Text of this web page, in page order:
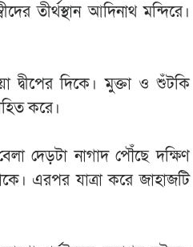
তীর্থস্থান আদিনাথ মন্দিরে।
দ্বীপের দিকে। মুক্তা ও শুঁটকি
করে।
দেড়টা নাগাদ পৌঁছে দক্ষিণ
এরপর যাত্রা করে জাহাজটি